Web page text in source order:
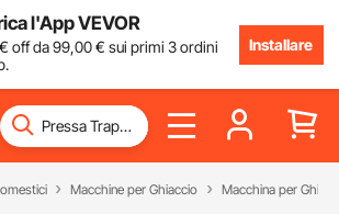
l'App VEVOR
€ off da99,00€ sui primi 3 ordini
Installare
Macchine per Ghiaccio Macchina per